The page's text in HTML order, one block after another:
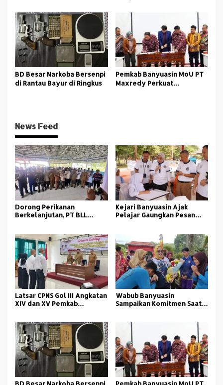
Nasional
BD Besar Narkoba Bersenpi
di Rantau Bayur di Ringkus
Pemkab Banyuasin MoU PT
Maxredy Perkuat
News Feed
Dorong Perikanan
Berkelanjutan, PT BLL
Tangkap
Kejari Banyuasin Ajak
Pelajar Gaungkan Pesan
Latsar CPNS Gol III Angkatan
XIV dan XV Pemkab
Wabub Banyuasin
Sampaikan Komitmen Saat